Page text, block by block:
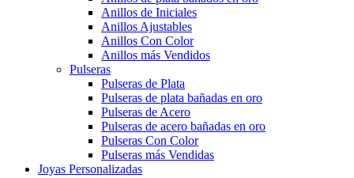
Anillos de Iniciales
Anillos Ajustables
Anillos Con Color
Anillos más Vendidos
Pulseras
Pulseras de Plata
Pulseras de plata bañadas en oro
Pulseras de Acero
Pulseras de acero bañadas en oro
Pulseras Con Color
Pulseras más Vendidas
Joyas Personalizadas